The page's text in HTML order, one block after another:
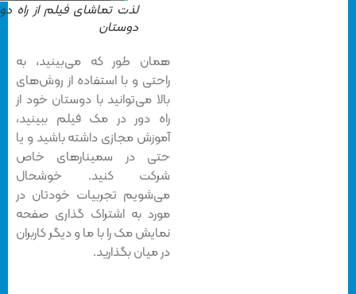
لذت تماشای فیلم از راه دور با
دوستان
همان طور که می‌بینید، به
راحتی و با استفاده از روش‌های
بالا می‌توانید با دوستان خود از
راه دور در مک فیلم ببینید،
آموزش مجازی داشته باشید و یا
حتی در سمینارهای خاص
شرکت کنید. خوشحال
می‌شویم تجربیات خودتان در
مورد به اشتراک گذاری صفحه
نمایش مک را با ما و دیگر کاربران
در میان بگذارید.